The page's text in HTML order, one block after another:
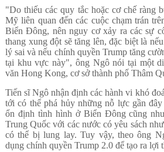
"Do thiếu các quy tắc hoặc cơ chế ràng
Mỹ liên quan đến các cuộc chạm trán
Biển Đông, nên nguy cơ xảy ra các sự
thang xung đột sẽ tăng lên, đặc biệt là
lý sai và nếu chính quyền Trump tăng
tại khu vực này", ông Ngô nói tại một
văn Hong Kong, cơ sở thành phố Thâm
Tiến sĩ Ngô nhận định các hành vi khó
tới có thể phá hủy những nỗ lực gần
ổn định tình hình ở Biển Đông cũng
Trung Quốc với các nước có yêu sách
có thể bị lung lay.Tuy vậy, theo ông
dụng chính quyền Trump 2.0 để tạo ra lợi